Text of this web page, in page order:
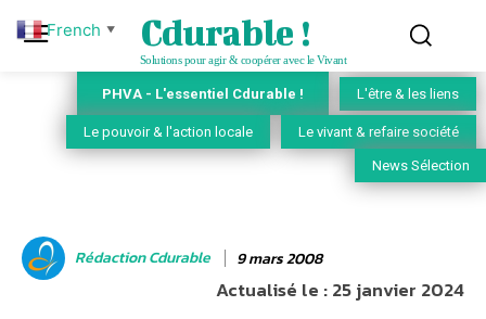
Cdurable !
Solutions pour agir & coopérer avec le Vivant
PHVA - L'essentiel Cdurable ! L'être & les liens
Le pouvoir & l'action locale Le vivant & refaire société
News Sélection
Rédaction Cdurable 9 mars 2008
Actualisé le :25 janvier 2024
French ▼